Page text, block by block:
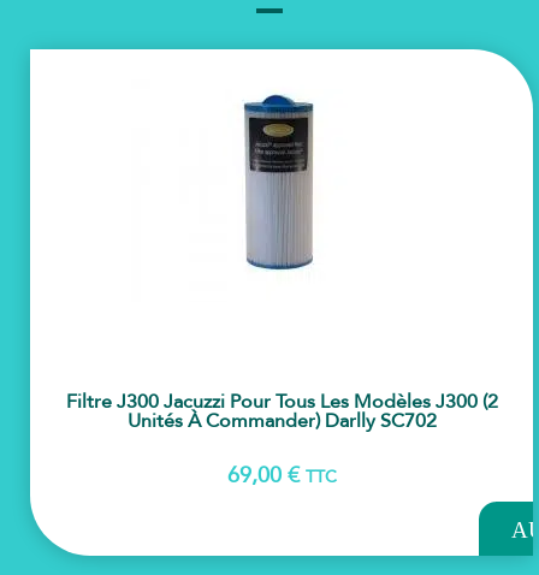
Filtre J300 Jacuzzi Pour Tous Les Modèles J300 (2
Unités À Commander) Darlly SC702
69,00 € TTC